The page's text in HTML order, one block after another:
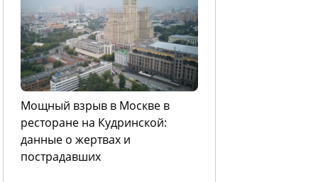
Мощный взрыв в Москве в
ресторане на Кудринской:
данные о жертвах и
пострадавших